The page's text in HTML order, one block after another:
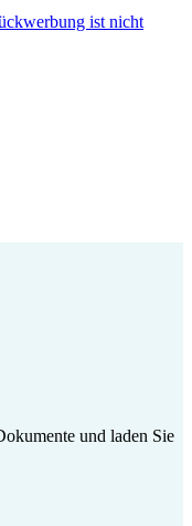
ist nicht
und laden Sie